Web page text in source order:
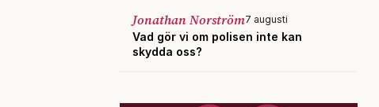
Jonathan Norström7 augusti
Vad gör vi om polisen inte kan
skydda oss?